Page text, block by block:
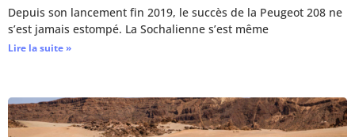
Depuis son lancement fin 2019, le succès de la Peugeot 208 ne
s’est jamais estompé. La Sochalienne s’est même
Lire la suite »